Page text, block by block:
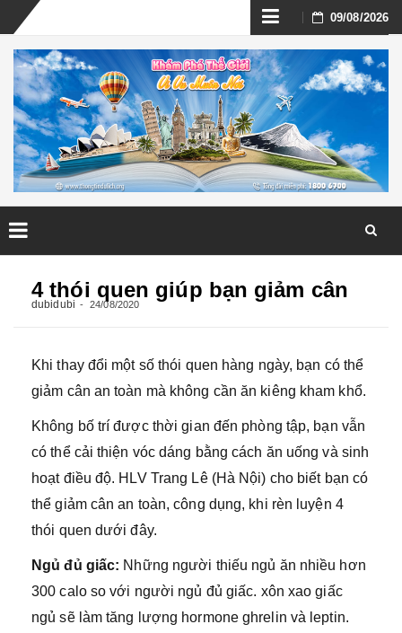
Skip
to
content
09/08/2026
content
4 thói quen giúp bạn giảm cân
dubidubi 24/08/2020
Khi thay đổi một số thói quen hàng ngày, bạn có thể
giảm cân an toàn mà không cần ăn kiêng kham khổ.
Không bố trí được thời gian đến phòng tập, bạn vẫn
có thể cải thiện vóc dáng bằng cách ăn uống và sinh
hoạt điều độ. HLV Trang Lê (Hà Nội) cho biết bạn có
thể giảm cân an toàn, công dụng, khi rèn luyện 4
thói quen dưới đây.
Ngủ đủ giấc: Những người thiếu ngủ ăn nhiều hơn
300 calo so với người ngủ đủ giấc. xôn xao giấc
ngủ sẽ làm tăng lượng hormone ghrelin và leptin.